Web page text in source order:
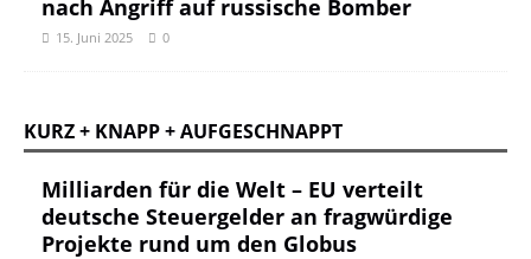
nach Angriff auf russische Bomber
15. Juni 2025 0
KURZ + KNAPP + AUFGESCHNAPPT
Milliarden für die Welt – EU verteilt
deutsche Steuergelder an fragwürdige
Projekte rund um den Globus